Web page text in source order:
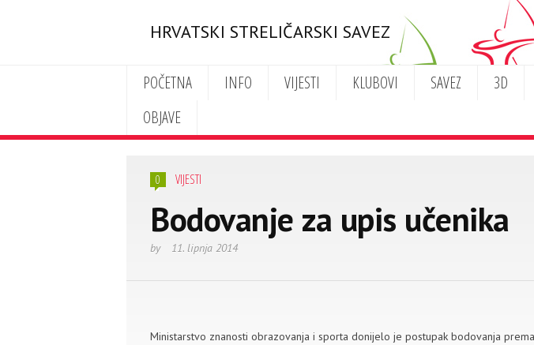
HRVATSKI STRELIČARSKI SAVEZ
POČETNA INFO VIJESTI KLUBOVI SAVEZ 3D
OBJAVE
0 VIJESTI
Bodovanje za upis učenika
by 11. lipnja 2014
Ministarstvo znanosti obrazovanja i sporta donijelo je postupak bodovanja